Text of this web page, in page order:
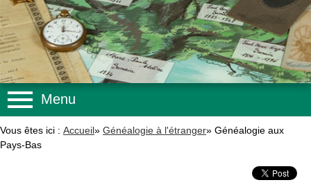
Menu
Méthodologie
Vous êtes ici : Accueil» Généalogie à l'étranger» Généalogie aux
Pays-Bas